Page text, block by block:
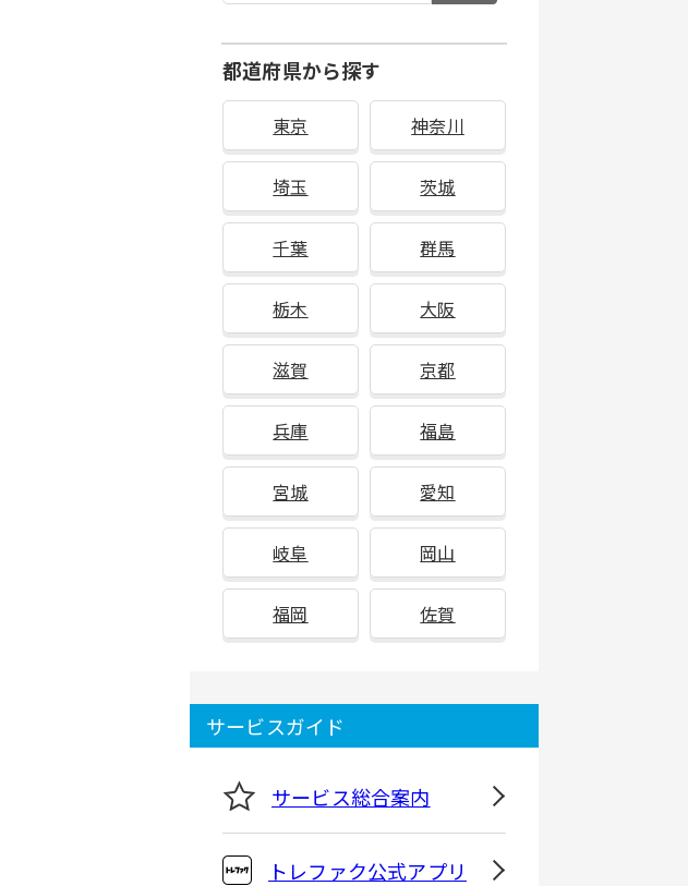
都道府県から探す
東京 神奈川
埼玉 茨城
千葉 群馬
栃木 大阪
滋賀 京都
兵庫 福島
宮城 愛知
岐阜 岡山
福岡 佐賀
サービスガイド
サービス総合案内
トレファク公式アプリ